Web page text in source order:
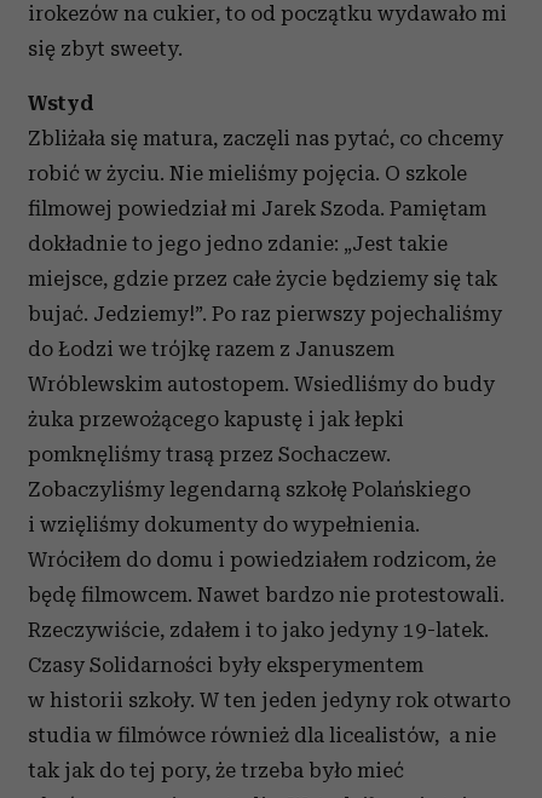
irokezów na cukier, to od początku wydawało mi
się zbyt sweety.
Wstyd
Zbliżała się matura, zaczęli nas pytać, co chcemy
robić w życiu. Nie mieliśmy pojęcia. O szkole
filmowej powiedział mi Jarek Szoda. Pamiętam
dokładnie to jego jedno zdanie: „Jest takie
miejsce, gdzie przez całe życie będziemy się tak
bujać. Jedziemy!”. Po raz pierwszy pojechaliśmy
do Łodzi we trójkę razem z Januszem
Wróblewskim autostopem. Wsiedliśmy do budy
żuka przewożącego kapustę i jak łepki
pomknęliśmy trasą przez Sochaczew.
Zobaczyliśmy legendarną szkołę Polańskiego
i wzięliśmy dokumenty do wypełnienia.
Wróciłem do domu i powiedziałem rodzicom, że
będę filmowcem. Nawet bardzo nie protestowali.
Rzeczywiście, zdałem i to jako jedyny 19-latek.
Czasy Solidarności były eksperymentem
w historii szkoły. W ten jeden jedyny rok otwarto
studia w filmówce również dla licealistów, a nie
tak jak do tej pory, że trzeba było mieć